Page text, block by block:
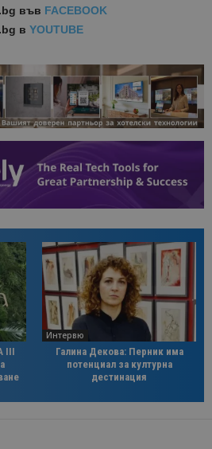
във FACEBOOK
в YOUTUBE
III
Интервю
Галина Декова: Перник има
потенциал за културна
дестинация